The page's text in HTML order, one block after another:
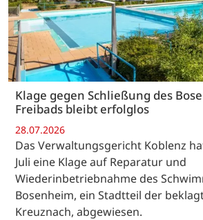
Klage gegen Schließung des
Freibads bleibt erfolglos
28.07.2026
Das Verwaltungsgericht Koblenz
Juli eine Klage auf Reparatur und
Wiederinbetriebnahme des
Bosenheim, ein Stadtteil der
Kreuznach, abgewiesen.